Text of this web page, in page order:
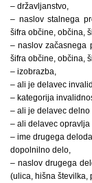
– državljanstvo,
– naslov stalnega
šifra občine, občina,
– naslov začasnega
šifra občine, občina,
– izobrazba,
– ali je delavec invalid,
– kategorija
– ali je delavec delno
– ali delavec
– ime drugega
dopolnilno delo,
– naslov drugega
(ulica, hišna številka,